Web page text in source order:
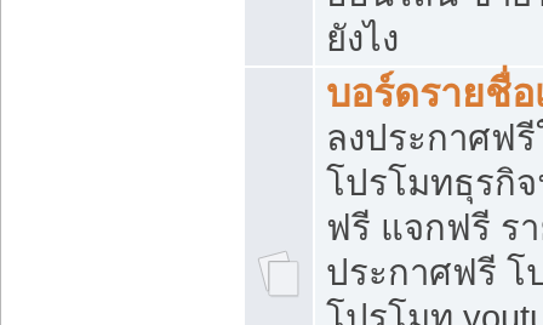
ยังไง
บอร์ดรายชื่อ
ลงประกาศฟรี
โปรโมทธุรกิ
ฟรี แจกฟรี ร
ประกาศฟรี โ